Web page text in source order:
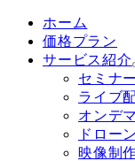
ホーム
価格プラン
サービス紹介
セミナ
ライブ
オンデ
ドロー
映像制